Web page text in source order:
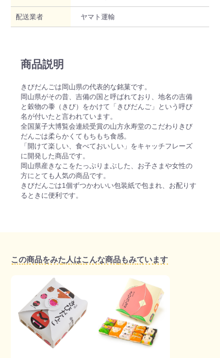
配送業者 ヤマト運輸
商品説明
きびだんごは岡山県の代表的な銘菓です。
岡山県がその昔、吉備の国と呼ばれており、地名の吉備
と穀物の黍（きび）をかけて「きびだんご」という呼び
名が付いたと言われています。
全国菓子大博覧会連続受賞の山方永寿堂のこだわりきび
だんごは柔らかくてもちもち食感。
「開けて楽しい、食べておいしい」をキャッチフレーズ
に開発した商品です。
岡山県産きなこをたっぷりまぶした、お子さまや女性の
方にとても人気の商品です。
きびだんごは1個ずつかわいい包装紙で包まれ、お配りす
るときに便利です。
この商品をみた人はこんな商品もみています